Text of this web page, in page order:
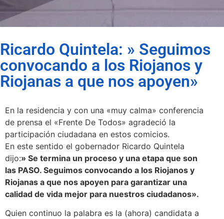
Ricardo Quintela: » Seguimos
convocando a los Riojanos y
Riojanas a que nos apoyen»
En la residencia y con una «muy calma» conferencia
de prensa el «Frente De Todos» agradeció la
participación ciudadana en estos comicios.
En este sentido el gobernador Ricardo Quintela
dijo:» Se termina un proceso y una etapa que son
las PASO. Seguimos convocando a los Riojanos y
Riojanas a que nos apoyen para garantizar una
calidad de vida mejor para nuestros ciudadanos».
Quien continuo la palabra es la (ahora) candidata a